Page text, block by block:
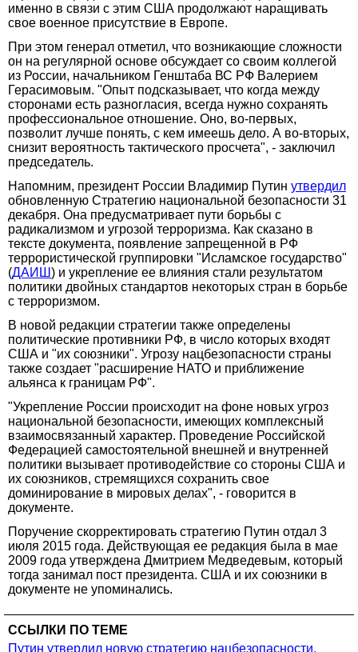
именно в связи с этим США продолжают наращивать
свое военное присутствие в Европе.
При этом генерал отметил, что возникающие сложности
он на регулярной основе обсуждает со своим коллегой
из России, начальником Генштаба ВС РФ Валерием
Герасимовым. "Опыт подсказывает, что когда между
сторонами есть разногласия, всегда нужно сохранять
профессиональное отношение. Оно, во-первых,
позволит лучше понять, с кем имеешь дело. А во-вторых,
снизит вероятность тактического просчета", - заключил
председатель.
Напомним, президент России Владимир Путин утвердил
обновленную Стратегию национальной безопасности 31
декабря. Она предусматривает пути борьбы с
радикализмом и угрозой терроризма. Как сказано в
тексте документа, появление запрещенной в РФ
террористической группировки "Исламское государство"
(ДАИШ ) и укрепление ее влияния стали результатом
политики двойных стандартов некоторых стран в борьбе
с терроризмом.
В новой редакции стратегии также определены
политические противники РФ, в число которых входят
США и "их союзники". Угрозу нацбезопасности страны
также создает "расширение НАТО и приближение
альянса к границам РФ".
"Укрепление России происходит на фоне новых угроз
национальной безопасности, имеющих комплексный
взаимосвязанный характер. Проведение Российской
Федерацией самостоятельной внешней и внутренней
политики вызывает противодействие со стороны США и
их союзников, стремящихся сохранить свое
доминирование в мировых делах", - говорится в
документе.
Поручение скорректировать стратегию Путин отдал 3
июля 2015 года. Действующая ее редакция была в мае
2009 года утверждена Дмитрием Медведевым, который
тогда занимал пост президента. США и их союзники в
документе не упоминались.
ССЫЛКИ ПО ТЕМЕ
Путин утвердил новую стратегию нацбезопасности.